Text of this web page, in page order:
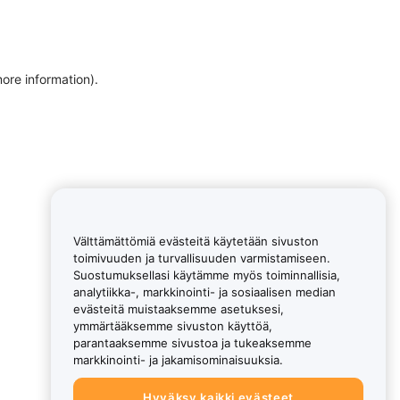
information).
Välttämättömiä evästeitä käytetään sivuston
toimivuuden ja turvallisuuden varmistamiseen.
Suostumuksellasi käytämme myös toiminnallisia,
analytiikka-, markkinointi- ja sosiaalisen median
evästeitä muistaaksemme asetuksesi,
ymmärtääksemme sivuston käyttöä,
parantaaksemme sivustoa ja tukeaksemme
markkinointi- ja jakamisominaisuuksia.